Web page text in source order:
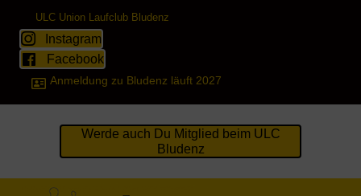
ULC Union Laufclub Bludenz
Instagram
Facebook
Anmeldung zu Bludenz läuft 2027
Werde auch Du Mitglied beim ULC
Bludenz